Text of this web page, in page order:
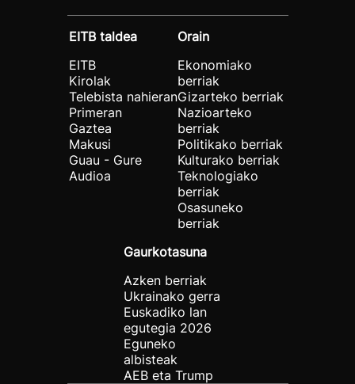
EITB taldea
EITB
Kirolak
Telebista nahieran
Primeran
Gaztea
Makusi
Guau - Gure
Audioa
Orain
Ekonomiako
berriak
Gizarteko berriak
Nazioarteko
berriak
Politikako berriak
Kulturako berriak
Teknologiako
berriak
Osasuneko
berriak
Gaurkotasuna
Azken berriak
Ukrainako gerra
Euskadiko lan
egutegia 2026
Eguneko
albisteak
AEB eta Trump